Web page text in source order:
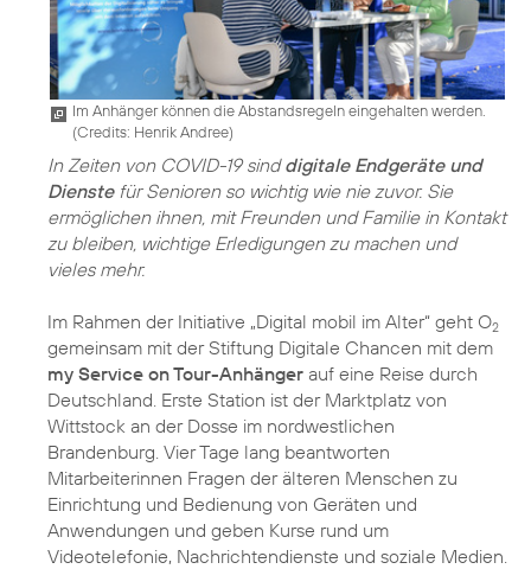
Im Anhänger können die Abstandsregeln eingehalten werden.
(Credits: Henrik Andree)
In Zeiten von COVID-19 sinddigitale Endgeräte und
Dienstefür Senioren so wichtig wie nie zuvor. Sie
ermöglichen ihnen, mit Freunden und Familie in Kontakt
zu bleiben, wichtige Erledigungen zu machen und
vieles mehr.
Im Rahmen der Initiative „Digital mobil im Alter“ geht O2
gemeinsam mit der Stiftung Digitale Chancen mit dem
my Service on Tour-Anhänger auf eine Reise durch
Deutschland. Erste Station ist der Marktplatz von
Wittstock an der Dosse im nordwestlichen
Brandenburg. Vier Tage lang beantworten
Mitarbeiterinnen Fragen der älteren Menschen zu
Einrichtung und Bedienung von Geräten und
Anwendungen und geben Kurse rund um
Videotelefonie, Nachrichtendienste und soziale Medien.